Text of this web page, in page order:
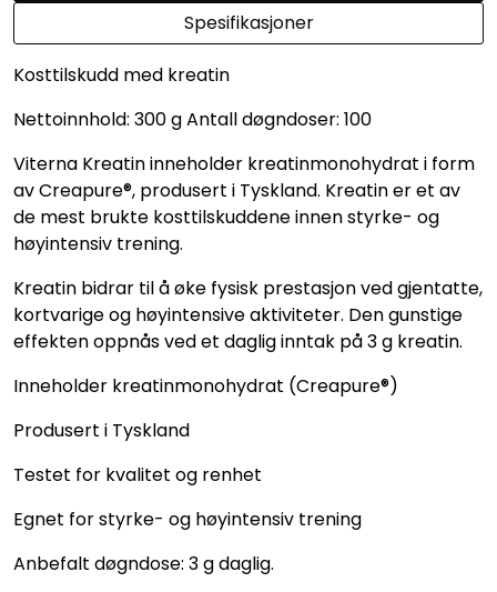
Spesifikasjoner
Kosttilskudd med kreatin
Nettoinnhold: 300 g Antall døgndoser: 100
Viterna Kreatin inneholder kreatinmonohydrat i form
av Creapure®, produsert i Tyskland. Kreatin er et av
de mest brukte kosttilskuddene innen styrke- og
høyintensiv trening.
Kreatin bidrar til å øke fysisk prestasjon ved gjentatte,
kortvarige og høyintensive aktiviteter. Den gunstige
effekten oppnås ved et daglig inntak på 3 g kreatin.
Inneholder kreatinmonohydrat (Creapure®)
Produsert i Tyskland
Testet for kvalitet og renhet
Egnet for styrke- og høyintensiv trening
Anbefalt døgndose: 3 g daglig.